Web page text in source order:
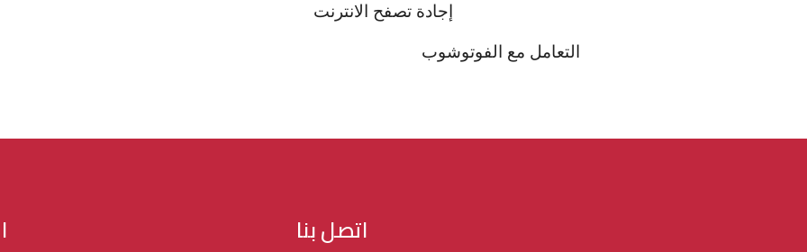
إجادة تصفح الانترنت
التعامل مع الفوتوشوب
اتصل بنا